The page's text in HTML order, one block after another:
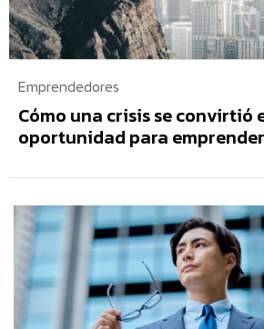
Emprendedores
Cómo una crisis se convirtió
oportunidad para emprender